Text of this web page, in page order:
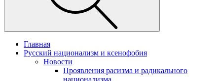
Главная
Русский национализм и ксенофобия
Новости
Проявления расизма и радикального
национализма